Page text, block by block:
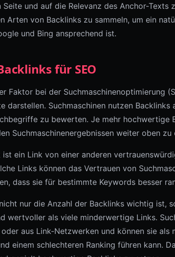
und auf die Relevanz des Anchor-Texts
Arten von Backlinks zu sammeln, um ein
und Bing ansprechend ist.
für SEO
Faktor bei der Suchmaschinenoptimierung
darstellen. Suchmaschinen nutzen Backlinks
zu bewerten. Je mehr hochwertige
Suchmaschinenergebnissen weiter oben zu
ein Link von einer anderen
Links können das Vertrauen von
dass sie für bestimmte Keywords besser
nur die Anzahl der Backlinks wichtig ist,
wertvoller als viele minderwertige Links.
aus Link-Netzwerken und können sie
einem schlechteren Ranking führen kann.